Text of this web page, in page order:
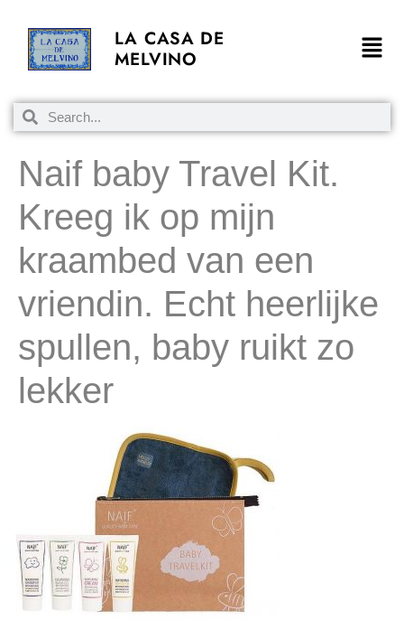
LA CASA DE
MELVINO
Naif baby Travel Kit.
Kreeg ik op mijn
kraambed van een
vriendin. Echt heerlijke
spullen, baby ruikt zo
lekker